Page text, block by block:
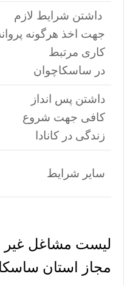
داشتن شرایط لازم
جهت اخذ هرگونه
کاری مرتبط
در ساسکاچوان
داشتن پس انداز
کافی جهت شروع
زندگی در کانادا
سایر شرایط
لیست مشاغل غیر
مجاز استان